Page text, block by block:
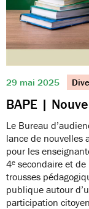
29 mai 2025
BAPE |
Le Bureau
lance de nouvelles
pour les
4ᵉ secondaire et
trousses
publique autour
participation